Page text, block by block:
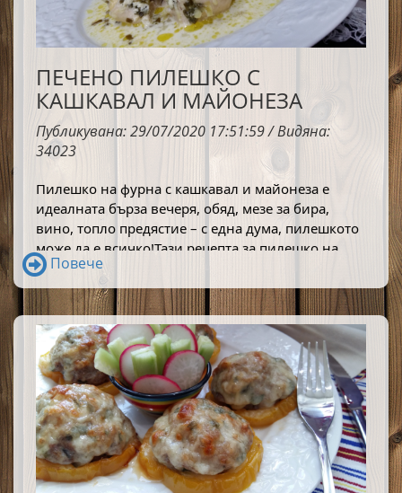
ПЕЧЕНО ПИЛЕШКО С
КАШКАВАЛ И МАЙОНЕЗА
Публикувана: 29/07/2020 17:51:59 / Видяна:
34023
Пилешко на фурна с кашкавал и майонеза е
идеалната бърза вечеря, обяд, мезе за бира,
вино, топло предястие – с една дума, пилешкото
може да е всичко!Тази рецепта за пилешко на
фурна е пределно простичка и я ползвам от
години, защото е бърза и вкусна.
Повече